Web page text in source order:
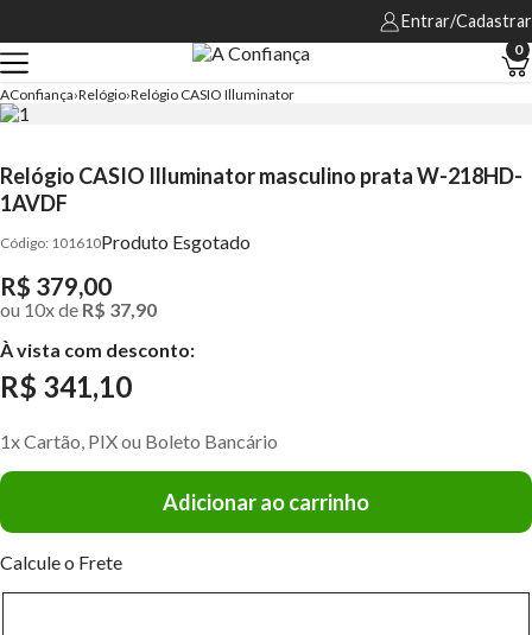
Entrar/Cadastrar
0
AConfiança Relógio Relógio CASIO Illuminator
Relógio CASIO Illuminator masculino prata W-218HD-
1AVDF
101610Produto Esgotado
R$ 379,00
ou 10xde R$ 37,90
À vista com desconto:
R$ 341,10
1x Cartão, PIX ou Boleto Bancário
Adicionar ao carrinho
Calcule o Frete